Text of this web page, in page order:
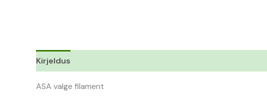
Kirjeldus
ASA valge filament